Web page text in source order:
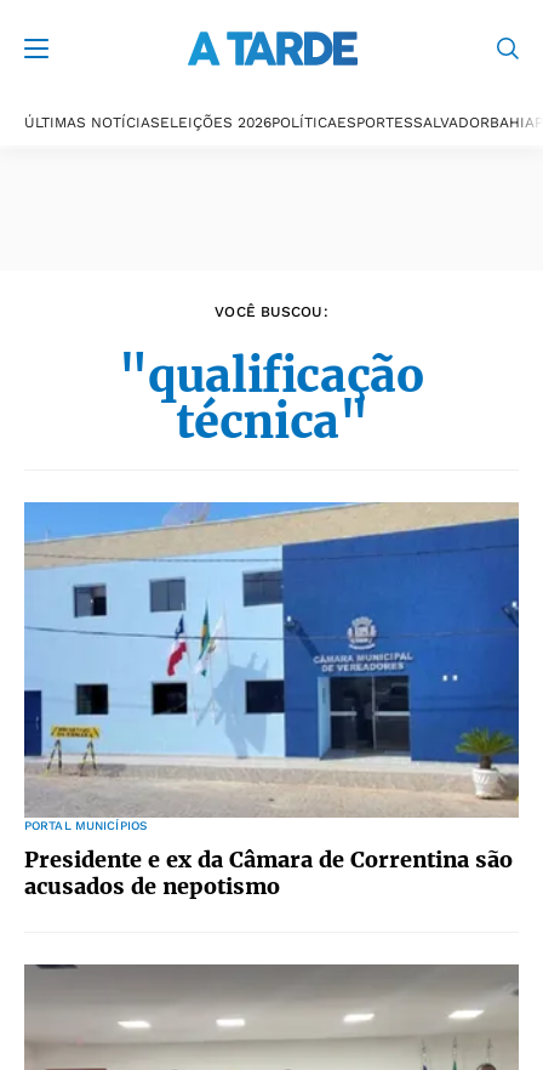
ÚLTIMAS NOTÍCIASELEIÇÕES 2026POLÍTICAESPORTESSALVADORBAHIA
VOCÊ BUSCOU:
"qualificação
técnica"
PORTAL MUNICÍPIOS
Presidente e ex da Câmara de Correntina são
acusados de nepotismo